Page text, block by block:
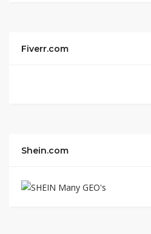
Fiverr.com
Shein.com